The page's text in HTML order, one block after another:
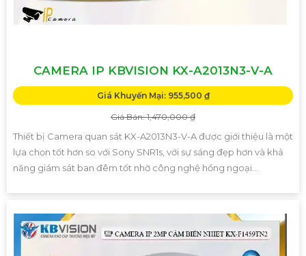
CAMERA IP KBVISION KX-A2013N3-V-A
Giá Khuyến Mại: 955,500 ₫
Giá Bán: 1,470,000 ₫
Thiết bị Camera quan sát KX-A2013N3-V-A được giới thiệu là một
lựa chọn tốt hơn so với Sony SNR1s, với sự sáng đẹp hơn và khả
năng giám sát ban đêm tốt nhờ công nghệ hồng ngoại...